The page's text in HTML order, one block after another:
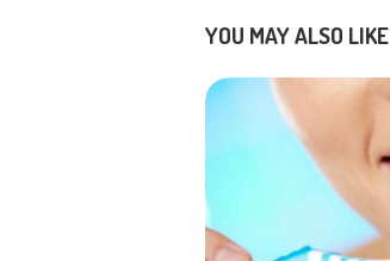
YOU MAY ALSO LIKE